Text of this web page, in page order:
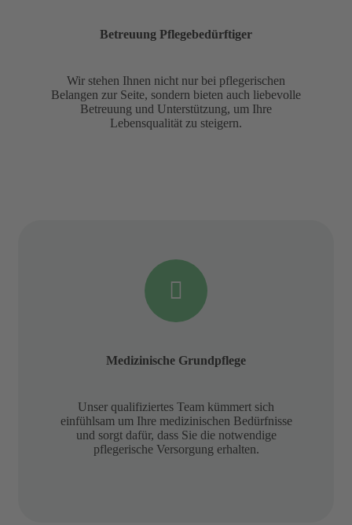
Betreuung Pflegebedürftiger
Wir stehen Ihnen nicht nur bei pflegerischen
Belangen zur Seite, sondern bieten auch liebevolle
Betreuung und Unterstützung, um Ihre
Lebensqualität zu steigern.
Medizinische Grundpflege
Unser qualifiziertes Team kümmert sich
einfühlsam um Ihre medizinischen Bedürfnisse
und sorgt dafür, dass Sie die notwendige
pflegerische Versorgung erhalten.